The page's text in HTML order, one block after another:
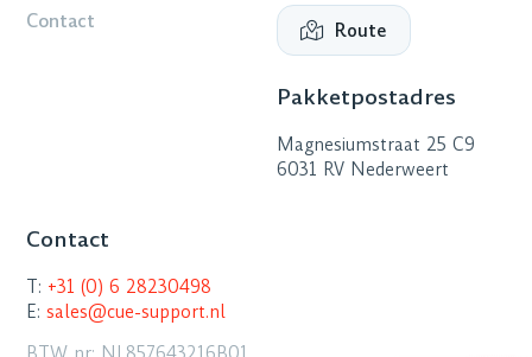
Contact
Route
Pakketpostadres
Magnesiumstraat 25 C9
6031 RV Nederweert
Contact
T: +31 (0) 6 28230498
E:sales@cue-support.nl